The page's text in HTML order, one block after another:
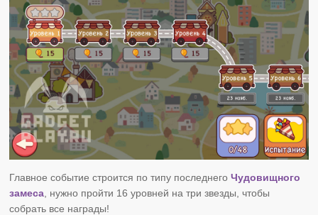
Главное событие строится по типу последнегоЧудовищного
замеса , нужно пройти 16 уровней на три звезды, чтобы
собрать все награды!